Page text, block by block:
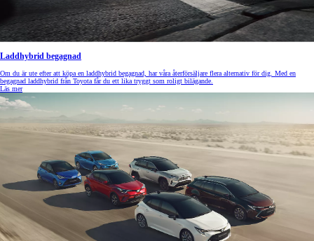
Laddhybrid begagnad
Om du är ute efter att köpa en laddhybrid begagnad, har våra återförsäljare flera alternativ för dig. Med en
begagnad laddhybrid från Toyota får du ett lika tryggt som roligt bilägande.
Läs mer